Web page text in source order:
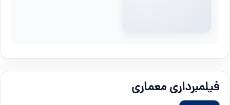
فیلمبرداری معماری